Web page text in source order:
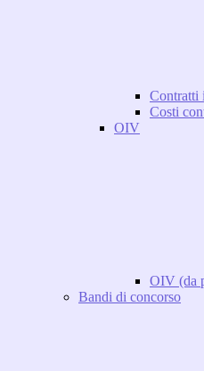
Contratti
Costi
OIV
OIV (da
Bandi di concorso